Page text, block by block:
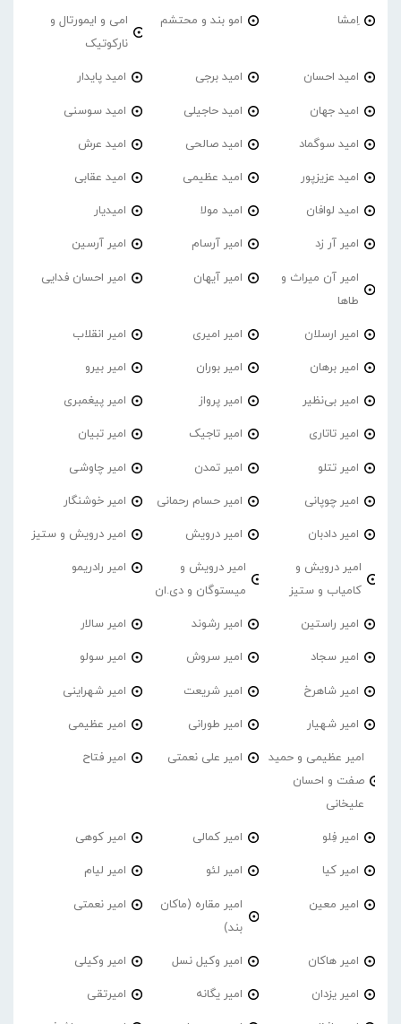
اِمشا امو بند و محتشم
امی و ایمورتال و
نارکوتیک
امید احسان امید برجی امید پایدار
امید جهان امید حاجیلی امید سوسنی
امید سوگماد امید صالحی امید عرش
امید عزیزپور امید عظیمی امید عقابی
امید لوافان امید مولا امیدیار
امیر آر زد امیر آرسام امیر آرسین
امیر آن میراث و
طاها
امیر آیهان امیر احسان فدایی
امیر ارسلان امیر امیری امیر انقلاب
امیر برهان امیر‌ بوران امیر بیرو
امیر بی‌نظیر امیر پرواز امیر پیغمبری
امیر تاتاری امیر تاجیک امیر تبیان
امیر تتلو امیر تمدن امیر چاوشی
امیر چوپانی امیر حسام رحمانی امیر خوشنگار
امیر دادبان امیر درویش امیر درویش و ستیز
امیر درویش و
کامیاب و ستیز
امیر درویش و
میستوگان و دی.ان
امیر رادریمو
امیر راستین امیر رشوند امیر سالار
امیر سجاد امیر سروش امیر سولو
امیر شاهرخ امیر شریعت امیر شهراینی
امیر شهیار امیر طورانی امیر عظیمی
امیر عظیمی و حمید
صفت و احسان
علیخانی
امیر علی نعمتی امیر فتاح
امیر فِلو امیر کمالی امیر کوهی
امیر کیا امیر لئو امیر لیام
امیر معین
امیر مقاره (ماکان
بند)
امیر نعمتی
امیر هاکان امیر وکیل نسل امیر وکیلی
امیر یزدان امیر یگانه امیرتقی